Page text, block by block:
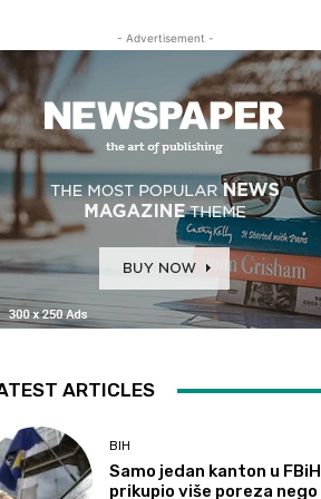
- Advertisement -
ARTICLES
BIH
Samo jedan kanton u FBiH
prikupio više poreza nego